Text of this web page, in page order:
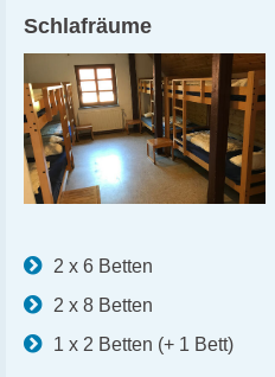
Schlafräume
2 x 6 Betten
2 x 8 Betten
1 x 2 Betten (+ 1 Bett)